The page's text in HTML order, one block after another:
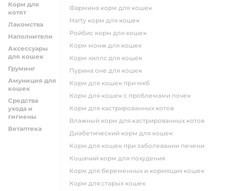
Корм для
котят
Лакомства
Наполнители
Аксессуары
для кошек
Груминг
Амуниция для
кошек
Средства
ухода и
гигиены
Ветаптека
фармина корм для кошек
harty корм для кошек
ройбис корм для кошек
корм монж для кошек
корм хиллс для кошек
пурина оне для кошек
корм для кошек при мкб
корм для кошек с проблемами почек
Корм для кастрированных котов
влажный корм для кастрированных котов
диабетический корм для кошек
корм для кошек при заболевании печени
кошачий корм для похудения
корм для беременных и кормящих кошек
корм для старых кошек